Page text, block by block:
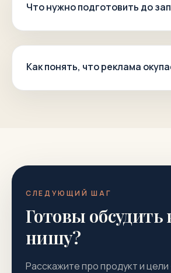
Что нужно подготовить до
Как понять, что реклама
СЛЕДУЮЩИЙ ШАГ
Готовы обсудить
нишу?
Расскажите про продукт и